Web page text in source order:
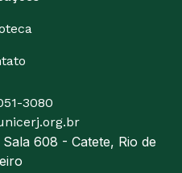
3080
608 - Catete, Rio de